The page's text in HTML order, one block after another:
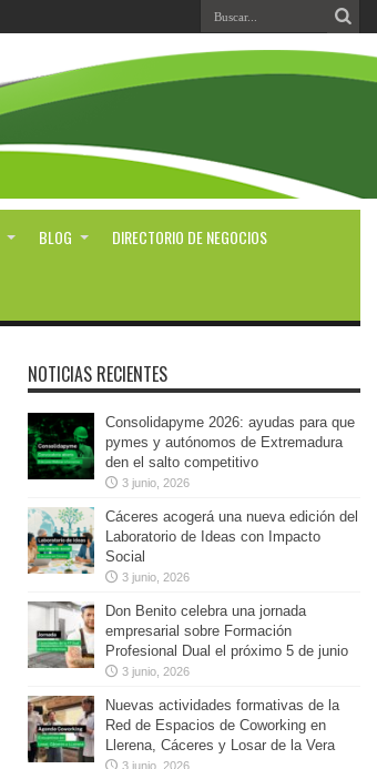
BLOG DIRECTORIO DE NEGOCIOS
NOTICIAS RECIENTES
Consolidapyme 2026: ayudas para que
pymes y autónomos de Extremadura
den el salto competitivo
3 junio, 2026
Cáceres acogerá una nueva edición del
Laboratorio de Ideas con Impacto
Social
3 junio, 2026
Don Benito celebra una jornada
empresarial sobre Formación
Profesional Dual el próximo 5 de junio
3 junio, 2026
Nuevas actividades formativas de la
Red de Espacios de Coworking en
Llerena, Cáceres y Losar de la Vera
3 junio, 2026